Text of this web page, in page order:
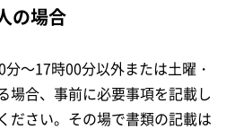
の場合
～17時00分以外または土曜・
場合、事前に必要事項を記載し
ださい。その場で書類の記載は